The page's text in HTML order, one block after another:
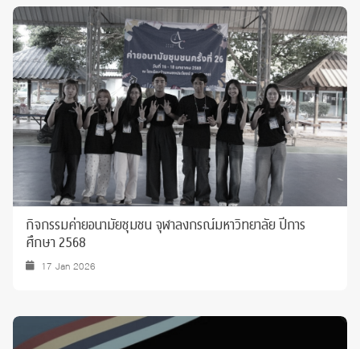
กิจกรรมค่ายอนามัยชุมชน จุฬาลงกรณ์มหาวิทยาลัย ปีการ
ศึกษา 2568
17 Jan 2026